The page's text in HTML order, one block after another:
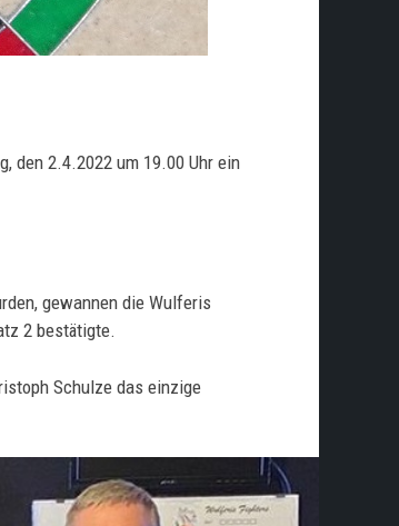
den 2.4.2022 um 19.00 Uhr ein
gewannen die Wulferis
2 bestätigte.
Schulze das einzige